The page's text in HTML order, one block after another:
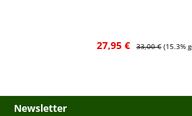
Verkaufspreis:
27,95 € Regulärer Preis:
33,00 € (15.3%
Newsletter